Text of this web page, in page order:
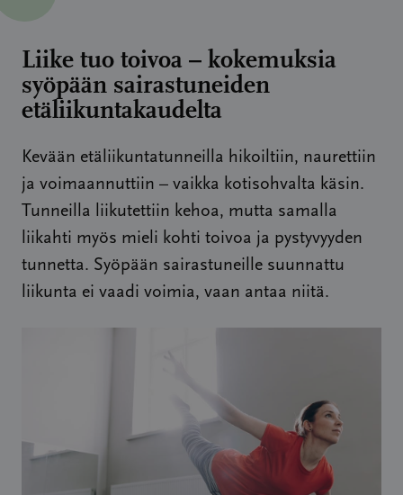
Liike tuo toivoa – kokemuksia
syöpään sairastuneiden
etäliikuntakaudelta
Kevään etäliikuntatunneilla hikoiltiin, naurettiin
ja voimaannuttiin – vaikka kotisohvalta käsin.
Tunneilla liikutettiin kehoa, mutta samalla
liikahti myös mieli kohti toivoa ja pystyvyyden
tunnetta. Syöpään sairastuneille suunnattu
liikunta ei vaadi voimia, vaan antaa niitä.